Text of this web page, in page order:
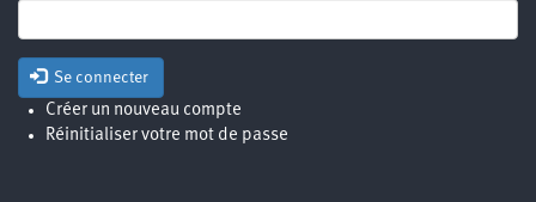
Se connecter
Créer un nouveau compte
Réinitialiser votre mot de passe